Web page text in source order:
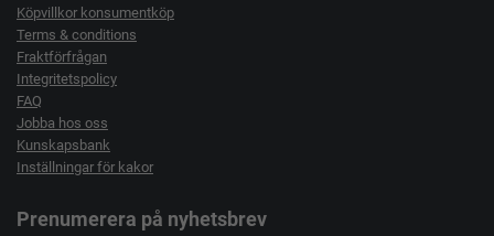
Köpvillkor konsumentköp
Terms & conditions
Fraktförfrågan
Integritetspolicy
FAQ
Jobba hos oss
Kunskapsbank
Inställningar för kakor
Prenumerera på nyhetsbrev